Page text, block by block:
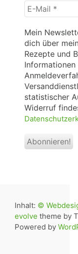
E-
Mail
*
Mein
dich über
Rezepte und
Informationen
statistischer
Widerruf
Inhalt: ©
evolve theme by
Powered by